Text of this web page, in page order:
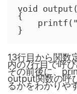
void
{
}
13行目から関数
内の7行目で呼
その前後に、
output関数の呼
るかをわかりや